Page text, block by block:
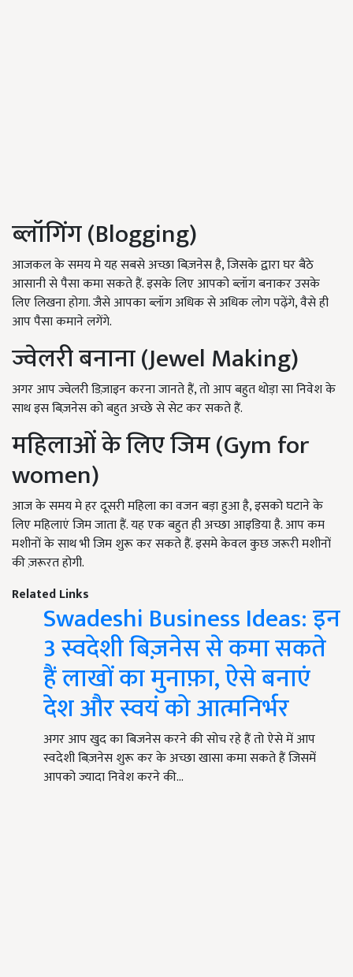
ब्लॉगिंग (Blogging)
आजकल के समय मे यह सबसे अच्छा बिज़नेस है, जिसके द्वारा घर बैठे
आसानी से पैसा कमा सकते हैं. इसके लिए आपको ब्लॉग बनाकर उसके
लिए लिखना होगा. जैसे आपका ब्लॉग अधिक से अधिक लोग पढ़ेंगे, वैसे ही
आप पैसा कमाने लगेंगे.
ज्वेलरी बनाना (Jewel Making)
अगर आप ज्वेलरी डिज़ाइन करना जानते हैं, तो आप बहुत थोड़ा सा निवेश के
साथ इस बिज़नेस को बहुत अच्छे से सेट कर सकते हैं.
महिलाओं के लिए जिम (Gym for
women)
आज के समय मे हर दूसरी महिला का वजन बड़ा हुआ है, इसको घटाने के
लिए महिलाएं जिम जाता हैं. यह एक बहुत ही अच्छा आइडिया है. आप कम
मशीनों के साथ भी जिम शुरू कर सकते हैं. इसमे केवल कुछ जरूरी मशीनों
की ज़रूरत होगी.
Related Links
Swadeshi Business Ideas: इन
3 स्वदेशी बिज़नेस से कमा सकते
हैं लाखों का मुनाफ़ा, ऐसे बनाएं
देश और स्वयं को आत्मनिर्भर
अगर आप खुद का बिजनेस करने की सोच रहे हैं तो ऐसे में आप
स्वदेशी बिज़नेस शुरू कर के अच्छा खासा कमा सकते हैं जिसमें
आपको ज्यादा निवेश करने की…